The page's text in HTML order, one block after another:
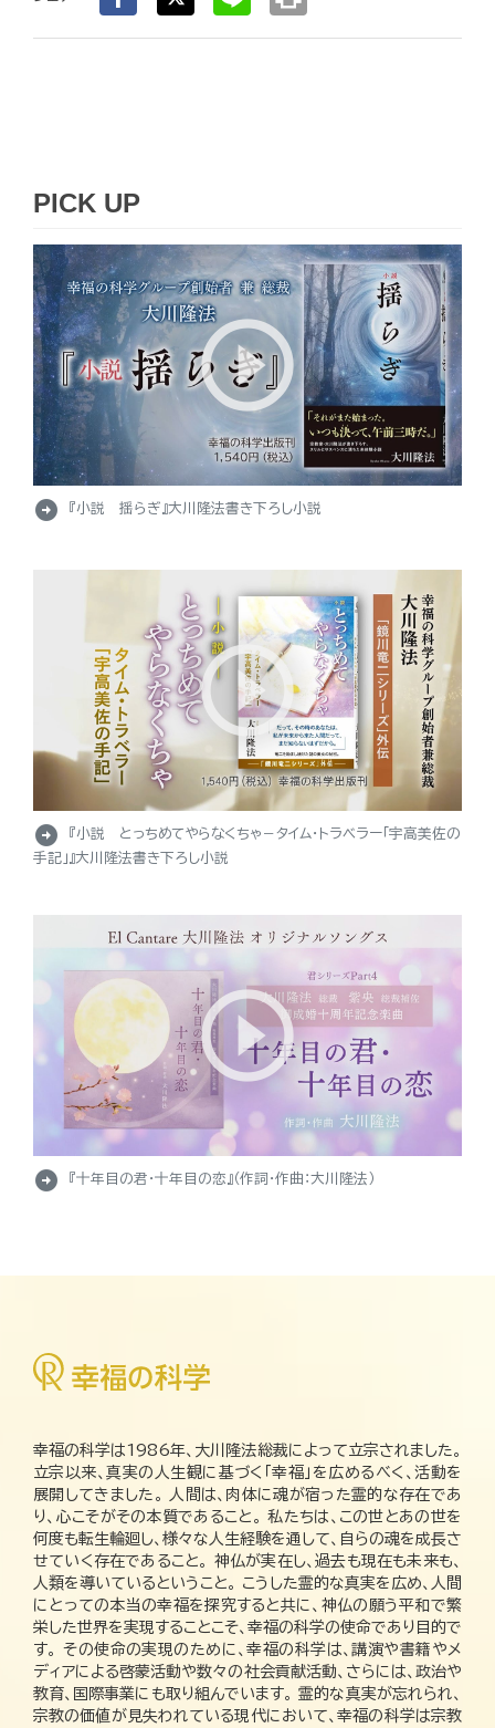
PICK UP
arrow_circle_right 『小説 揺らぎ』大川隆法書き下ろし小説
arrow_circle_right
『小説 とっちめてやらなくちゃ－タイム・トラベラー「宇高美佐の
手記」』大川隆法書き下ろし小説
arrow_circle_right 『十年目の君・十年目の恋』（作詞・作曲：大川隆法）
幸福の科学は1986年、大川隆法総裁によって立宗されました。
立宗以来、真実の人生観に基づく「幸福」を広めるべく、活動を
展開してきました。 人間は、肉体に魂が宿った霊的な存在であ
り、心こそがその本質であること。 私たちは、この世とあの世を
何度も転生輪廻し、様々な人生経験を通して、自らの魂を成長さ
せていく存在であること。 神仏が実在し、過去も現在も未来も、
人類を導いているということ。 こうした霊的な真実を広め、人間
にとっての本当の幸福を探究すると共に、神仏の願う平和で繁
栄した世界を実現することこそ、幸福の科学の使命であり目的で
す。 その使命の実現のために、幸福の科学は、講演や書籍やメ
ディアによる啓蒙活動や数々の社会貢献活動、さらには、政治や
教育、国際事業にも取り組んでいます。 霊的な真実が忘れられ、
宗教の価値が見失われている現代において、幸福の科学は宗教